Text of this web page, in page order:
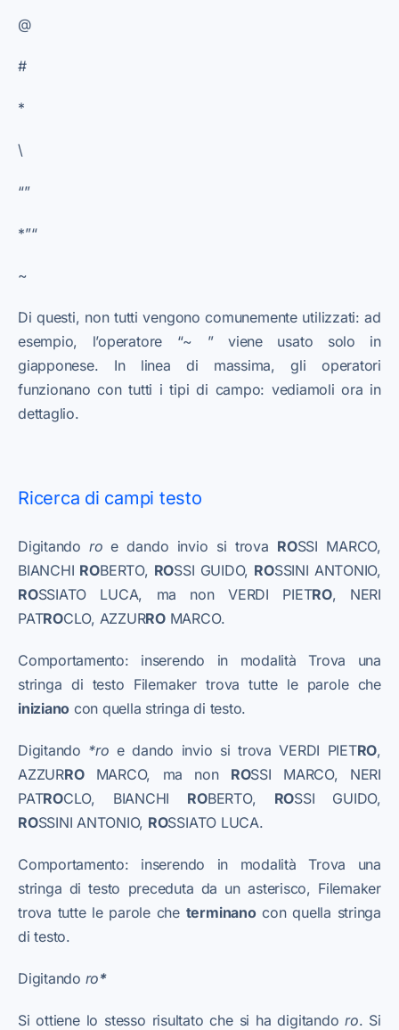
@
#
*
\
“”
*”“
~
Di questi, non tutti vengono comunemente utilizzati: ad
esempio, l’operatore “~ ” viene usato solo in
giapponese. In linea di massima, gli operatori
funzionano con tutti i tipi di campo: vediamoli ora in
dettaglio.
Ricerca di campi testo
Digitandoro e dando invio si trova ROSSI MARCO,
BIANCHI ROBERTO, ROSSI GUIDO, ROSSINI ANTONIO,
ROSSIATO LUCA, ma non VERDI PIETRO, NERI
PATROCLO, AZZURROMARCO.
Comportamento: inserendo in modalità Trova una
stringa di testo Filemaker trova tutte le parole che
iniziano con quella stringa di testo.
Digitando *roe dando invio si trova VERDI PIETRO,
AZZURROMARCO, ma non ROSSI MARCO, NERI
PATROCLO, BIANCHI ROBERTO, ROSSI GUIDO,
ROSSINI ANTONIO, ROSSIATO LUCA.
Comportamento: inserendo in modalità Trova una
stringa di testo preceduta da un asterisco, Filemaker
trova tutte le parole che terminanocon quella stringa
di testo.
Digitando ro*
Si ottiene lo stesso risultato che si ha digitandoro. Si